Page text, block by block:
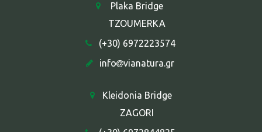
Plaka Bridge
TZOUMERKA
(+30) 6972223574
info
vianatura.gr
Kleidonia Bridge
ZAGORI